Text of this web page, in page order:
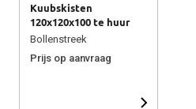
Kuubskisten
120x120x100 te huur
Bollenstreek
Prijs op aanvraag